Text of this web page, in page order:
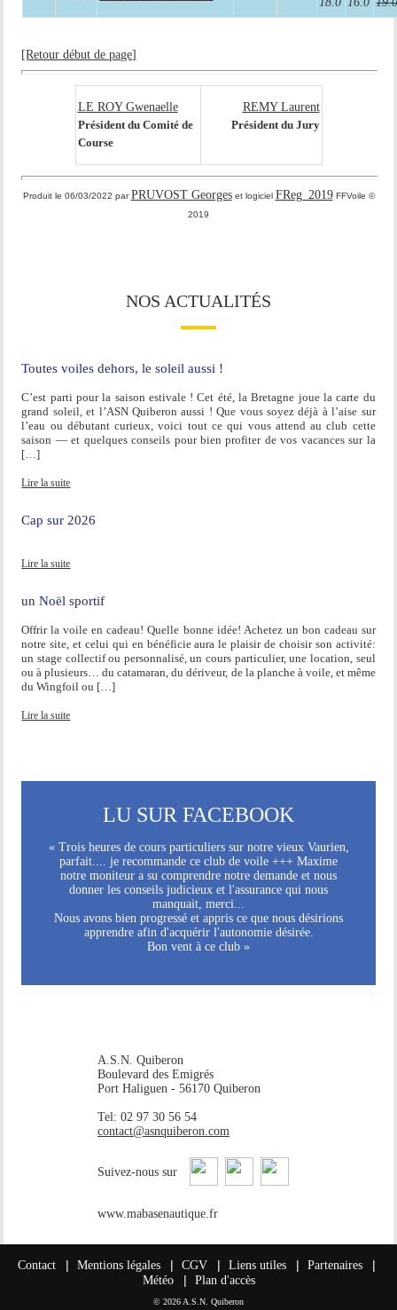
[Retour début de page]
LE ROY Gwenaelle
Président du Comité de
Course
REMY Laurent
Président du Jury
Produit le 06/03/2022 parPRUVOST Georgeset logiciel FReg_2019FFVoile ©
2019
NOS ACTUALITÉS
Toutes voiles dehors, le soleil aussi !
C’est parti pour la saison estivale ! Cet été, la Bretagne joue la carte du
grand soleil, et l’ASN Quiberon aussi ! Que vous soyez déjà à l’aise sur
l’eau ou débutant curieux, voici tout ce qui vous attend au club cette
saison — et quelques conseils pour bien profiter de vos vacances sur la
[…]
Lire la suite
Cap sur 2026
Lire la suite
un Noël sportif
Offrir la voile en cadeau! Quelle bonne idée! Achetez un bon cadeau sur
notre site, et celui qui en bénéficie aura le plaisir de choisir son activité:
un stage collectif ou personnalisé, un cours particulier, une location, seul
ou à plusieurs… du catamaran, du dériveur, de la planche à voile, et même
du Wingfoil ou […]
Lire la suite
LU SUR FACEBOOK
« Trois heures de cours particuliers sur notre vieux Vaurien,
parfait.... je recommande ce club de voile +++ Maxime
notre moniteur a su comprendre notre demande et nous
donner les conseils judicieux et l'assurance qui nous
manquait, merci...
Nous avons bien progressé et appris ce que nous désirions
apprendre afin d'acquérir l'autonomie désirée.
Bon vent à ce club »
A.S.N. Quiberon
Boulevard des Emigrés
Port Haliguen - 56170 Quiberon
Tel: 02 97 30 56 54
contact@asnquiberon.com
Suivez-nous sur
www.mabasenautique.fr
Contact | Mentions légales | CGV | Liens utiles | Partenaires |
Météo | Plan d'accès
© 2026 A.S.N. Quiberon